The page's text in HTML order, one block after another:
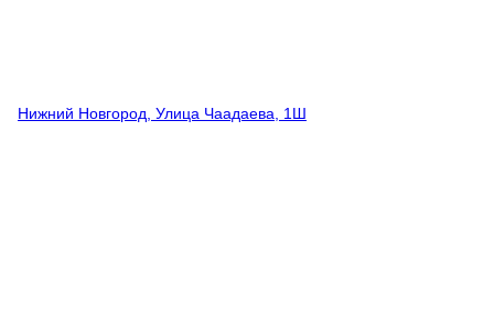
Нижний Новгород, Улица Чаадаева, 1Ш